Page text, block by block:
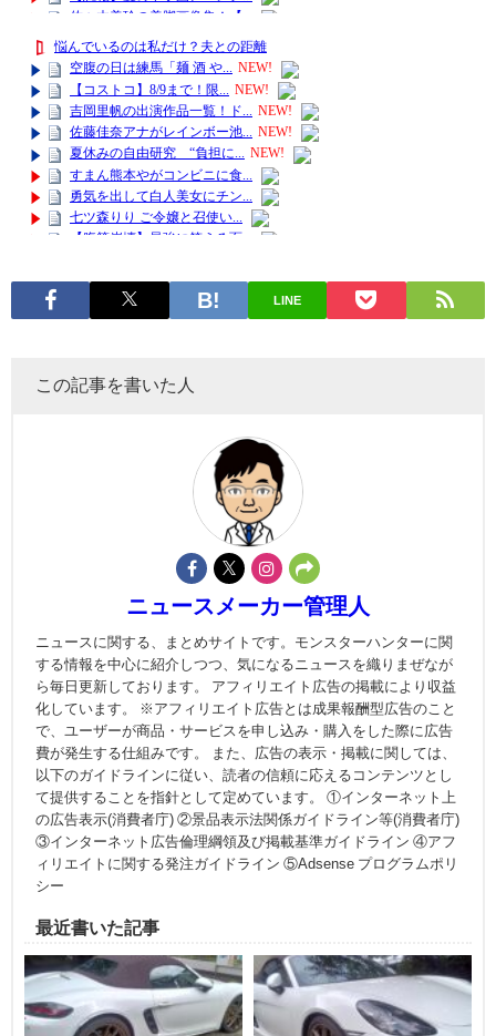
LINE
この記事を書いた人
ニュースメーカー管理人
ニュースに関する、まとめサイトです。モンスターハンターに関
する情報を中心に紹介しつつ、気になるニュースを織りまぜなが
ら毎日更新しております。 アフィリエイト広告の掲載により収益
化しています。 ※アフィリエイト広告とは成果報酬型広告のこと
で、ユーザーが商品・サービスを申し込み・購入をした際に広告
費が発生する仕組みです。 また、広告の表示・掲載に関しては、
以下のガイドラインに従い、読者の信頼に応えるコンテンツとし
て提供することを指針として定めています。 ①インターネット上
の広告表示(消費者庁) ②景品表示法関係ガイドライン等(消費者庁)
③インターネット広告倫理綱領及び掲載基準ガイドライン ④アフ
ィリエイトに関する発注ガイドライン ⑤Adsense プログラムポリ
シー
最近書いた記事